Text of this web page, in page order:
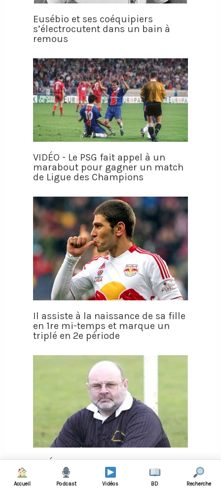
Eusébio et ses coéquipiers
s’électrocutent dans un bain à
remous
VIDÉO - Le PSG fait appel à un
marabout pour gagner un match
de Ligue des Champions
Il assiste à la naissance de sa fille
en 1re mi-temps et marque un
triplé en 2e période
VIDÉO - Un arbitre marque
volontairement un but pour
sauver l’honneur d’une équipe
Accueil Podcast Vidéos BD Recherche